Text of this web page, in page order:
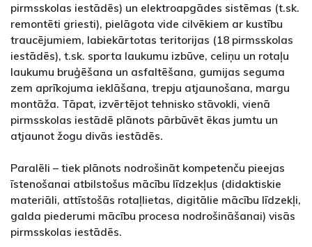
pirmsskolas iestādēs) un elektroapgādes sistēmas (t.sk.
remontēti griesti), pielāgota vide cilvēkiem ar kustību
traucējumiem, labiekārtotas teritorijas (18 pirmsskolas
iestādēs), t.sk. sporta laukumu izbūve, celiņu un rotaļu
laukumu bruģēšana un asfaltēšana, gumijas seguma
zem aprīkojuma ieklāšana, trepju atjaunošana, margu
montāža. Tāpat, izvērtējot tehnisko stāvokli, vienā
pirmsskolas iestādē plānots pārbūvēt ēkas jumtu un
atjaunot žogu divās iestādēs.
Paralēli – tiek plānots nodrošināt kompetenču pieejas
īstenošanai atbilstošus mācību līdzekļus (didaktiskie
materiāli, attīstošās rotaļlietas, digitālie mācību līdzekļi,
galda piederumi mācību procesa nodrošināšanai) visās
pirmsskolas iestādēs.